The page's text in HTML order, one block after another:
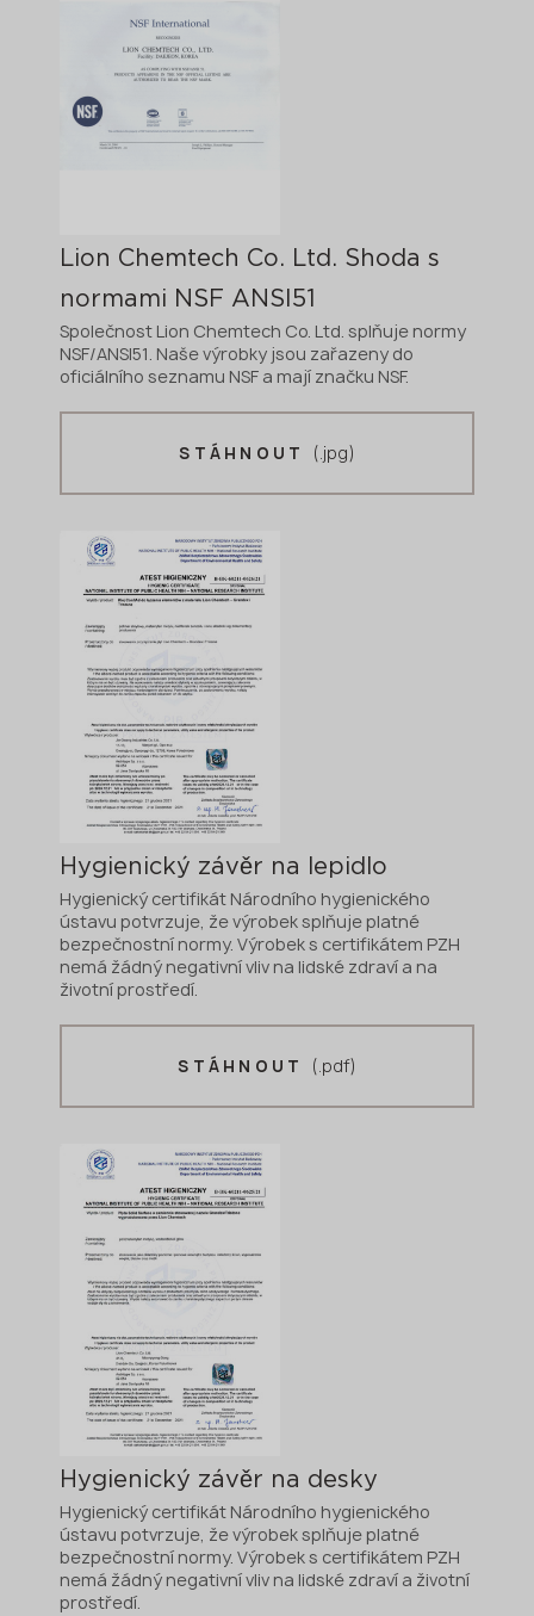
Lion Chemtech Co. Ltd. Shoda s
normami NSF ANSI51
Společnost Lion Chemtech Co. Ltd. splňuje normy
NSF/ANSI51. Naše výrobky jsou zařazeny do
oficiálního seznamu NSF a mají značku NSF.
STÁHNOUT (.jpg)
Hygienický závěr na lepidlo
Hygienický certifikát Národního hygienického
ústavu potvrzuje, že výrobek splňuje platné
bezpečnostní normy. Výrobek s certifikátem PZH
nemá žádný negativní vliv na lidské zdraví a na
životní prostředí.
STÁHNOUT (.pdf)
Hygienický závěr na desky
Hygienický certifikát Národního hygienického
ústavu potvrzuje, že výrobek splňuje platné
bezpečnostní normy. Výrobek s certifikátem PZH
nemá žádný negativní vliv na lidské zdraví a životní
prostředí.